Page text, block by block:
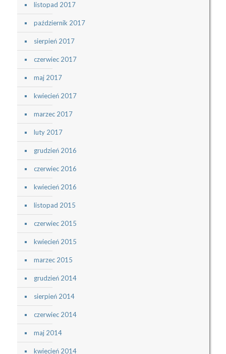
listopad 2017
październik 2017
sierpień 2017
czerwiec 2017
maj 2017
kwiecień 2017
marzec 2017
luty 2017
grudzień 2016
czerwiec 2016
kwiecień 2016
listopad 2015
czerwiec 2015
kwiecień 2015
marzec 2015
grudzień 2014
sierpień 2014
czerwiec 2014
maj 2014
kwiecień 2014